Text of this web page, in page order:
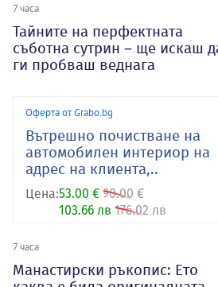
7 часа
Тайните на перфектната
съботна сутрин – ще искаш
ги пробваш веднага
Оферта от Grabo.bg
Вътрешно почистване на
автомобилен интериор на
адрес на клиента,..
Цена:53.00 € 90.00 €
103.66 лв 176.02 лв
7 часа
Манастирски ръкопис: Ето